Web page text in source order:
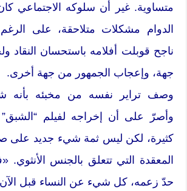
متساوية. غير أن سلوكه الاجتماعي
الدوام مشكلات متلاحقة، على
ناجح قوبلت أفلامه باستحسان النقاد
جهة، وإعجاب الجمهور من جهة أخرى.
وصف تراير نفسه من مخبئه
وأصرّ على أن إخراجه لفيلم
كثيرة، لكن ليس ثمة شيء جديد على
المعقدة التي تتعلق بالجنس
حدّ زعمه، كل شيء عن النساء قبل الآن